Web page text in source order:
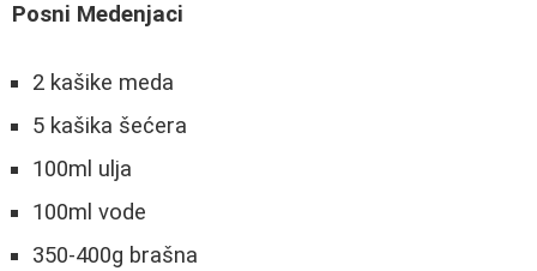
Posni Medenjaci
2 kašike meda
5 kašika šećera
100ml ulja
100ml vode
350-400g brašna